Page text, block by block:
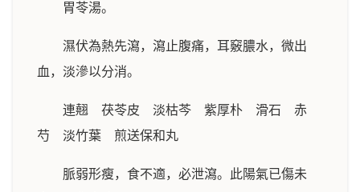
胃苓湯。
濕伏為熱先瀉，瀉止腹痛，耳竅膿水，微出
血，淡滲以分消。
連翹 茯苓皮 淡枯芩 紫厚朴 滑石 赤
芍 淡竹葉 煎送保和丸
脈弱形瘦，食不適，必泄瀉。此陽氣已傷未